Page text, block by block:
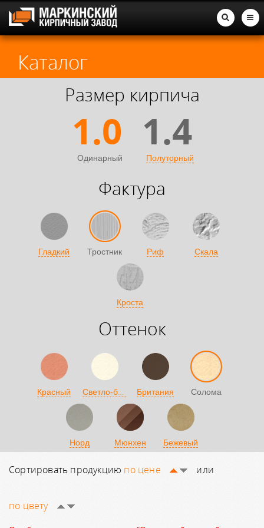
Каталог
Размер кирпича
1.0
Одинарный
1.4
Полуторный
Фактура
Гладкий Тростник Риф Скала
Кроста
Оттенок
Красный Светло-бежевый Британия Солома
Норд Мюнхен Бежевый
Сортировать продукцию по цене или
по цвету